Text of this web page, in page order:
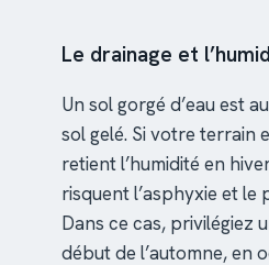
Le drainage et
Un sol gorgé d’eau est
sol gelé. Si votre terrain
retient l’humidité en
risquent l’asphyxie et le
Dans ce cas, privilégiez
début de l’automne, en